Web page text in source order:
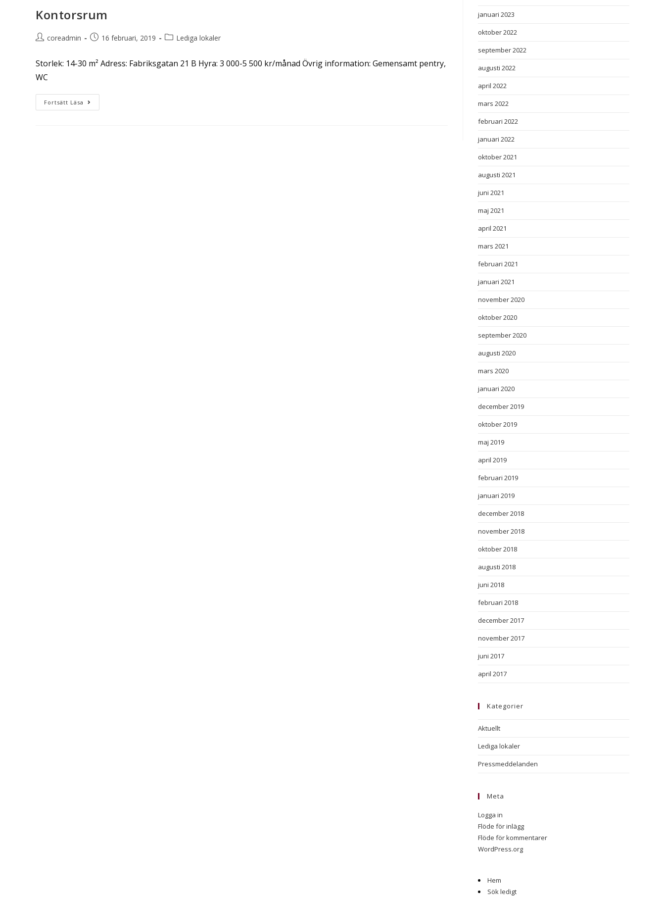
Kontorsrum
coreadmin 16 februari, 2019 Lediga lokaler
Storlek: 14-30 m² Adress: Fabriksgatan 21 B Hyra: 3 000-5 500 kr/månad Övrig information: Gemensamt pentry,
WC
Fortsätt Läsa
januari 2023
oktober 2022
september 2022
augusti 2022
april 2022
mars 2022
februari 2022
januari 2022
oktober 2021
augusti 2021
juni 2021
maj 2021
april 2021
mars 2021
februari 2021
januari 2021
november 2020
oktober 2020
september 2020
augusti 2020
mars 2020
januari 2020
december 2019
oktober 2019
maj 2019
april 2019
februari 2019
januari 2019
december 2018
november 2018
oktober 2018
augusti 2018
juni 2018
februari 2018
december 2017
november 2017
juni 2017
april 2017
Kategorier
Aktuellt
Lediga lokaler
Pressmeddelanden
Meta
Logga in
Flöde för inlägg
Flöde för kommentarer
WordPress.org
Hem
Sök ledigt